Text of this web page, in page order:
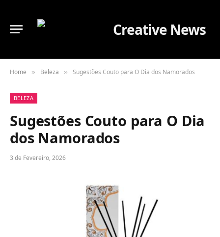
Home » Beleza » Sugestões Couto para O Dia dos Namorados
BELEZA
Sugestões Couto para O Dia
dos Namorados
3 de Fevereiro, 2026